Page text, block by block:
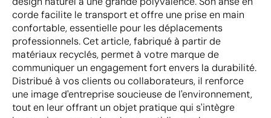
corde facilite le transport et offre une prise en main
confortable, essentielle pour les déplacements
professionnels. Cet article, fabriqué à partir de
matériaux recyclés, permet à votre marque de
communiquer un engagement fort envers la durabilité.
Distribué à vos clients ou collaborateurs, il renforce
une image d'entreprise soucieuse de l'environnement,
tout en leur offrant un objet pratique qui s'intègre